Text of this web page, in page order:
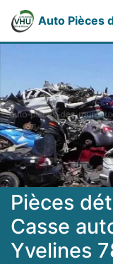
Auto Pièces
Pièces
Casse
Yvelines